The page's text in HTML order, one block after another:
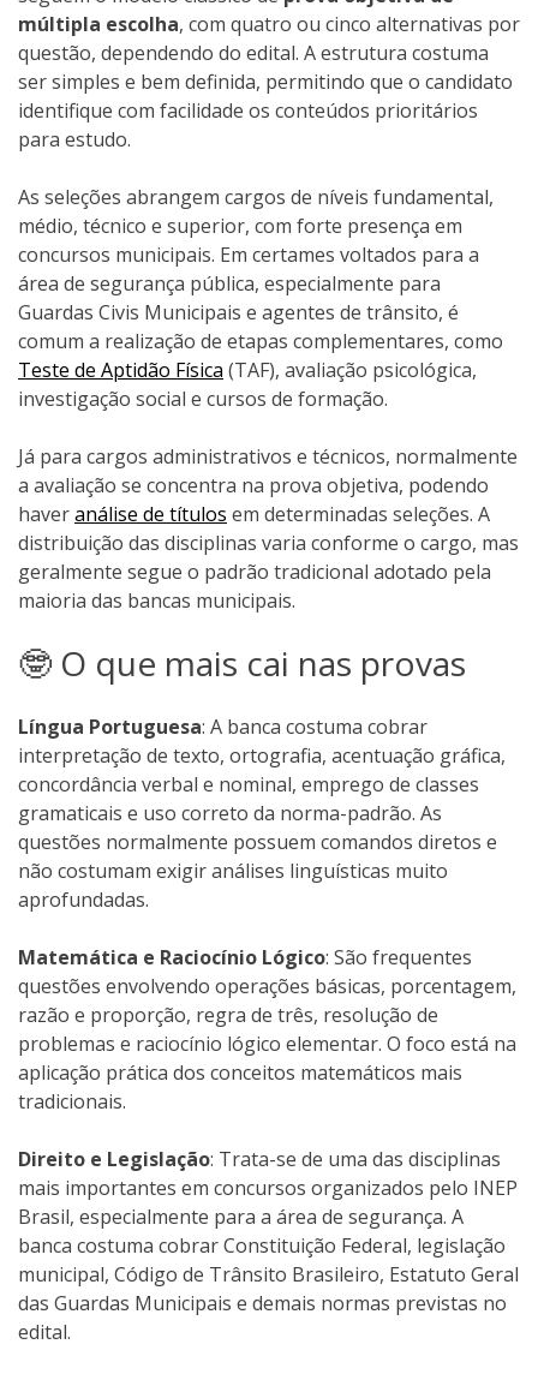
múltipla escolha, com quatro ou cinco alternativas por
questão, dependendo do edital. A estrutura costuma
ser simples e bem definida, permitindo que o candidato
identifique com facilidade os conteúdos prioritários
para estudo.
As seleções abrangem cargos de níveis fundamental,
médio, técnico e superior, com forte presença em
concursos municipais. Em certames voltados para a
área de segurança pública, especialmente para
Guardas Civis Municipais e agentes de trânsito, é
comum a realização de etapas complementares, como
Teste de Aptidão Física (TAF), avaliação psicológica,
investigação social e cursos de formação.
Já para cargos administrativos e técnicos, normalmente
a avaliação se concentra na prova objetiva, podendo
haveranálise de títulos em determinadas seleções. A
distribuição das disciplinas varia conforme o cargo, mas
geralmente segue o padrão tradicional adotado pela
maioria das bancas municipais.
🤓 O que mais cai nas provas
Língua Portuguesa: A banca costuma cobrar
interpretação de texto, ortografia, acentuação gráfica,
concordância verbal e nominal, emprego de classes
gramaticais e uso correto da norma-padrão. As
questões normalmente possuem comandos diretos e
não costumam exigir análises linguísticas muito
aprofundadas.
Matemática e Raciocínio Lógico: São frequentes
questões envolvendo operações básicas, porcentagem,
razão e proporção, regra de três, resolução de
problemas e raciocínio lógico elementar. O foco está na
aplicação prática dos conceitos matemáticos mais
tradicionais.
Direito e Legislação: Trata-se de uma das disciplinas
mais importantes em concursos organizados pelo INEP
Brasil, especialmente para a área de segurança. A
banca costuma cobrar Constituição Federal, legislação
municipal, Código de Trânsito Brasileiro, Estatuto Geral
das Guardas Municipais e demais normas previstas no
edital.